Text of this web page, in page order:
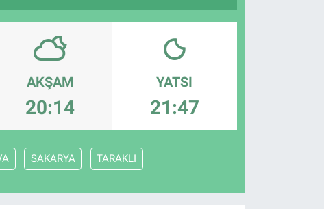
AKŞAM
20:14
YATSI
21:47
SAKARYA TARAKLI